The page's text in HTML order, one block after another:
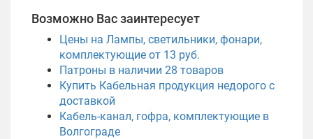
Возможно Вас заинтересует
Цены на Лампы, светильники, фонари,
комплектующие от 13 руб.
Патроны в наличии 28 товаров
Купить Кабельная продукция недорого с
доставкой
Кабель-канал, гофра, комплектующие в
Волгограде